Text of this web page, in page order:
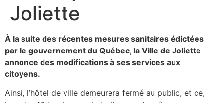
Joliette
À la suite des récentes mesures sanitaires édictées
par le gouvernement du Québec, la Ville de Joliette
annonce des modifications à ses services aux
citoyens.
Ainsi, l’hôtel de ville demeurera fermé au public, et ce,